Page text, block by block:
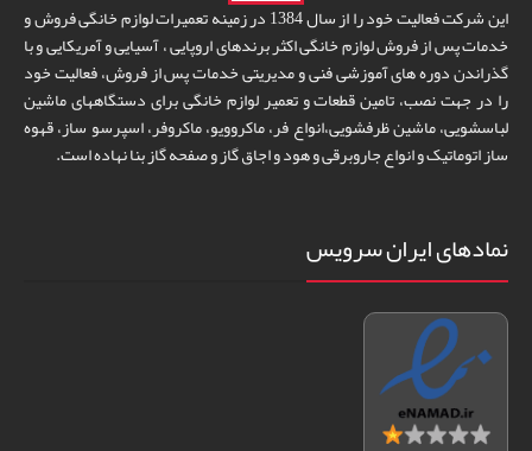
این شرکت فعالیت خود را از سال 1384 در زمینه تعمیرات لوازم خانگی فروش و
خدمات پس از فروش لوازم خانگی اکثر برندهای اروپایی ، آسیایی و آمریکایی و با
گذراندن دوره های آموزشی فنی و مدیریتی خدمات پس از فروش، فعالیت خود
را در جهت نصب، تامین قطعات و تعمیر لوازم خانگی برای دستگاههای ماشین
لباسشویی، ماشین ظرفشویی،انواع فر، ماکروویو، ماکروفر، اسپرسو ساز، قهوه
ساز اتوماتیک و انواع جاروبرقی و هود و اجاق گاز و صفحه گاز بنا نهاده است.
نمادهای ایران سرویس